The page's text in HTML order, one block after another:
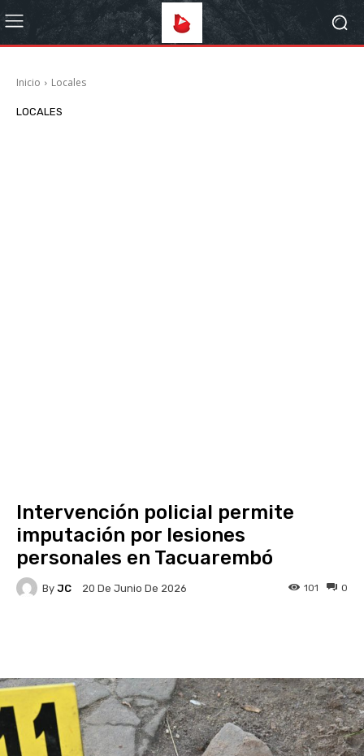
Inicio Locales
LOCALES
Intervención policial permite
imputación por lesiones
personales en Tacuarembó
By JC 20 De Junio De 2026 0
101